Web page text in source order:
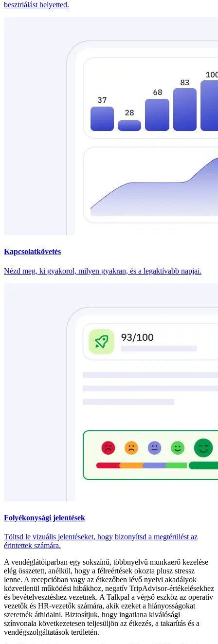
besztriálást helyetted.
Kapcsolatkövetés
Nézd meg, ki gyakorol, milyen gyakran, és a legaktívabb napjai.
Folyékonysági jelentések
Töltsd le vizuális jelentéseket, hogy bizonyítsd a megtérülést az
érintettek számára.
A vendéglátóiparban egy sokszínű, többnyelvű munkaerő kezelése
elég összetett, anélkül, hogy a félreértések okozta plusz stressz
lenne. A recepcióban vagy az étkezőben lévő nyelvi akadályok
közvetlenül működési hibákhoz, negatív TripAdvisor-értékelésekhez
és bevételvesztéshez vezetnek. A Talkpal a végső eszköz az operatív
vezetők és HR-vezetők számára, akik ezeket a hiányosságokat
szeretnék áthidalni. Biztosítjuk, hogy ingatlana kiválósági
színvonala következetesen teljesüljön az étkezés, a takarítás és a
vendégszolgáltatások területén.